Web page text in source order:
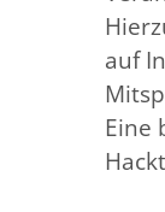
auf
Eine